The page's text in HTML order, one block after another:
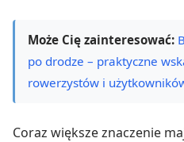
Może Cię zainteresować:
po drodze – praktyczne
rowerzystów i
Coraz większe znaczenie